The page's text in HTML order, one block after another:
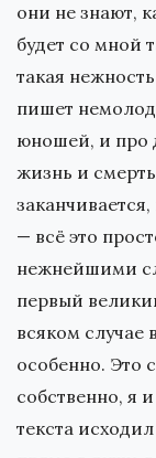
они не знают,
будет со мной
такая
пишет
юношей, и про
жизнь и
— всё это
нежнейшими
первый
всяком случае
особенно. Это
собственно, я
текста